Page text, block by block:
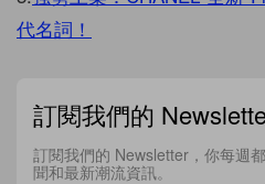
代名詞！
訂閱我們的
訂閱我們的 Newsletter，你每週
聞和最新潮流資訊。